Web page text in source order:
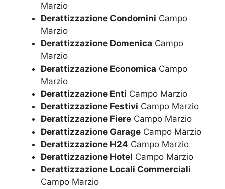
Marzio
Derattizzazione Condomini Campo
Marzio
Derattizzazione Domenica Campo
Marzio
Derattizzazione Economica Campo
Marzio
Derattizzazione Enti Campo Marzio
Derattizzazione Festivi Campo Marzio
Derattizzazione Fiere Campo Marzio
Derattizzazione Garage Campo Marzio
Derattizzazione H24 Campo Marzio
Derattizzazione Hotel Campo Marzio
Derattizzazione Locali Commerciali
Campo Marzio